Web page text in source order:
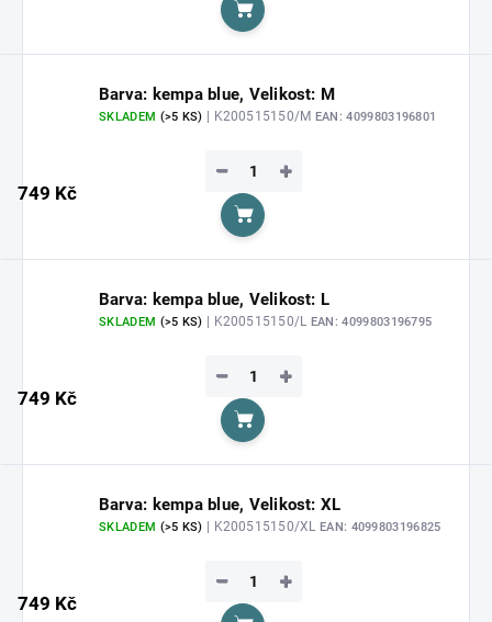
Do košíku
Barva: kempa blue, Velikost: M
SKLADEM (>5 KS) | K200515150/M EAN: 4099803196801
749 Kč
+
−
Do košíku
Barva: kempa blue, Velikost: L
SKLADEM (>5 KS) | K200515150/L EAN: 4099803196795
749 Kč
+
−
Do košíku
Barva: kempa blue, Velikost: XL
SKLADEM (>5 KS) | K200515150/XL EAN: 4099803196825
749 Kč
+
−